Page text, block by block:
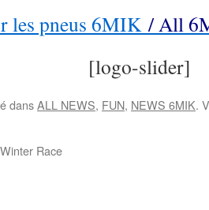
les pneus 6MIK / All
[logo-slider]
dansALL NEWS, FUN, NEWS 6MIK.
Race